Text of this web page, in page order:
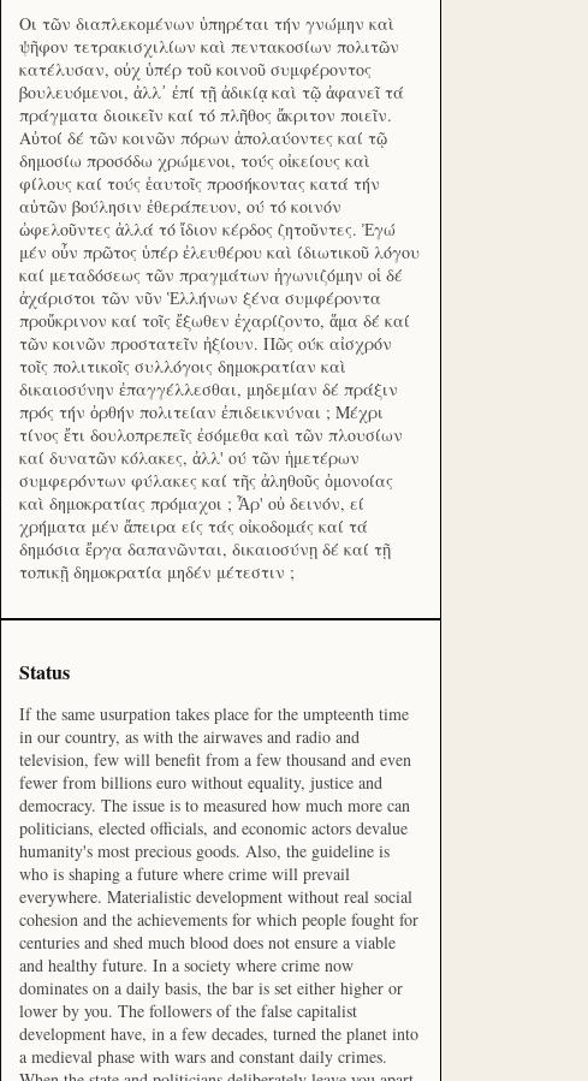
Οι τῶν διαπλεκομένων ὑπηρέται τήν γνώμην καὶ
ψῆφον τετρακισχιλίων καὶ πεντακοσίων πολιτῶν
κατέλυσαν, οὐχ ὑπέρ τοῦ κοινοῦ συμφέροντος
βουλευόμενοι, ἀλλ᾽ ἐπί τῇ ἀδικίᾳ καὶ τῷ ἀφανεῖ τά
πράγματα διοικεῖν καί τό πλῆθος ἄκριτον ποιεῖν.
Αὐτοί δέ τῶν κοινῶν πόρων ἀπολαύοντες καί τῷ
δημοσίω προσόδω χρώμενοι, τούς οἰκείους καὶ
φίλους καί τούς ἑαυτοῖς προσήκοντας κατά τήν
αὑτῶν βούλησιν ἐθεράπευον, ού τό κοινόν
ὠφελοῦντες ἀλλά τό ἴδιον κέρδος ζητοῦντες. Ἐγώ
μέν οὖν πρῶτος ὑπέρ ἐλευθέρου καὶ ίδιωτικοῦ λόγου
καί μεταδόσεως τῶν πραγμάτων ἠγωνιζόμην οἱ δέ
ἀχάριστοι τῶν νῦν Ἑλλήνων ξένα συμφέροντα
προὔκρινον καί τοῖς ἔξωθεν ἐχαρίζοντο, ἅμα δέ καί
τῶν κοινῶν προστατεῖν ἠξίουν. Πῶς ούκ αἰσχρόν
τοῖς πολιτικοῖς συλλόγοις δημοκρατίαν καὶ
δικαιοσύνην ἐπαγγέλλεσθαι, μηδεμίαν δέ πράξιν
πρός τήν ὀρθήν πολιτείαν ἐπιδεικνύναι ; Μέχρι
τίνος ἔτι δουλοπρεπεῖς ἐσόμεθα καὶ τῶν πλουσίων
καί δυνατῶν κόλακες, ἀλλ' ού τῶν ἡμετέρων
συμφερόντων φύλακες καί τῆς ἀληθοῦς ὁμονοίας
καὶ δημοκρατίας πρόμαχοι ; Ἆρ' οὐ δεινόν, εί
χρήματα μέν ἄπειρα είς τάς οἰκοδομάς καί τά
δημόσια ἔργα δαπανῶνται, δικαιοσύνῃ δέ καί τῇ
τοπικῇ δημοκρατία μηδέν μέτεστιν ;
Status
If the same usurpation takes place for the umpteenth time
in our country, as with the airwaves and radio and
television, few will benefit from a few thousand and even
fewer from billions euro without equality, justice and
democracy. The issue is to measured how much more can
politicians, elected officials, and economic actors devalue
humanity's most precious goods. Also, the guideline is
who is shaping a future where crime will prevail
everywhere. Materialistic development without real social
cohesion and the achievements for which people fought for
centuries and shed much blood does not ensure a viable
and healthy future. In a society where crime now
dominates on a daily basis, the bar is set either higher or
lower by you. The followers of the false capitalist
development have, in a few decades, turned the planet into
a medieval phase with wars and constant daily crimes.